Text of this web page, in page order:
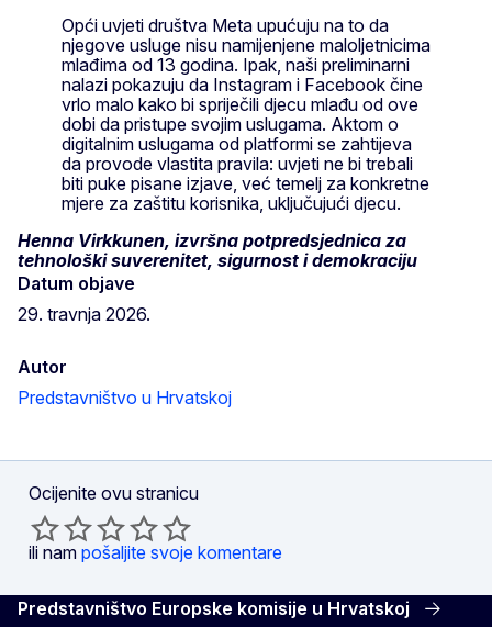
Opći uvjeti društva Meta upućuju na to da
njegove usluge nisu namijenjene maloljetnicima
mlađima od 13 godina. Ipak, naši preliminarni
nalazi pokazuju da Instagram i Facebook čine
vrlo malo kako bi spriječili djecu mlađu od ove
dobi da pristupe svojim uslugama. Aktom o
digitalnim uslugama od platformi se zahtijeva
da provode vlastita pravila: uvjeti ne bi trebali
biti puke pisane izjave, već temelj za konkretne
mjere za zaštitu korisnika, uključujući djecu.
Henna Virkkunen, izvršna potpredsjednica za
tehnološki suverenitet, sigurnost i demokraciju
Datum objave
29. travnja 2026.
Autor
Predstavništvo u Hrvatskoj
Ocijenite ovu stranicu
ili nam pošaljite svoje komentare
Predstavništvo Europske komisije u Hrvatskoj